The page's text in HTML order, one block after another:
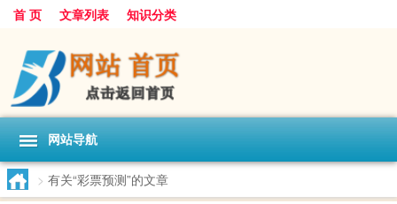
首 页 文章列表 知识分类
网站导航
> 有关“彩票预测”的文章